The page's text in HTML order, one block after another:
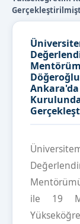
ile 19